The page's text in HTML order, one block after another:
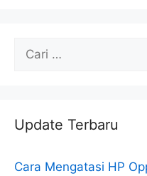
Cari
Update Terbaru
Cara Mengatasi HP